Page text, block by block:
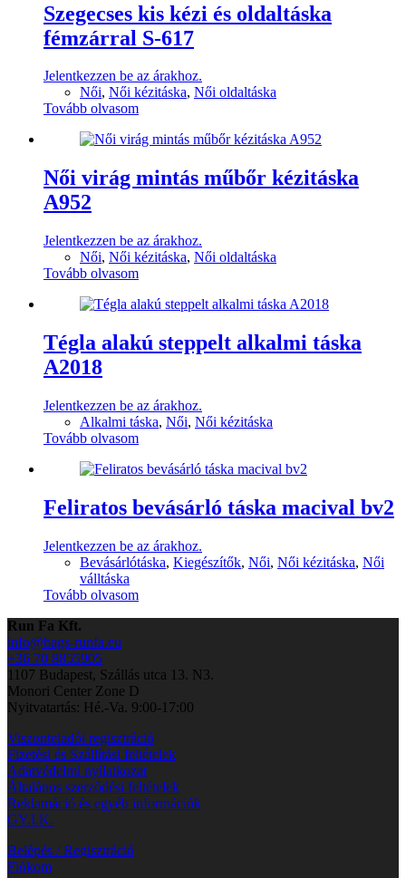
Szegecses kis kézi és oldaltáska
fémzárral S-617
Jelentkezzen be az árakhoz.
Női, Női kézitáska, Női oldaltáska
Tovább olvasom
Női virág mintás műbőr kézitáska
A952
Jelentkezzen be az árakhoz.
Női, Női kézitáska, Női oldaltáska
Tovább olvasom
Tégla alakú steppelt alkalmi táska
A2018
Jelentkezzen be az árakhoz.
Alkalmi táska, Női, Női kézitáska
Tovább olvasom
Feliratos bevásárló táska macival bv2
Jelentkezzen be az árakhoz.
Bevásárlótáska, Kiegészítők, Női, Női kézitáska, Női
válltáska
Tovább olvasom
Run Fa Kft.
info@bags-runfa.eu
+36 70 8855905
1107 Budapest, Szállás utca 13. N3.
Monori Center Zone D
Nyitvatartás: Hé.-Va. 9:00-17:00
Viszonteladói regisztráció
Fizetési és Szállítási feltételek
Adatvédelmi nyilatkozat
Általános szerződési feltételek
Reklamáció és egyéb információk
GY.I.K.
Belépés / Regisztráció
Fiókom